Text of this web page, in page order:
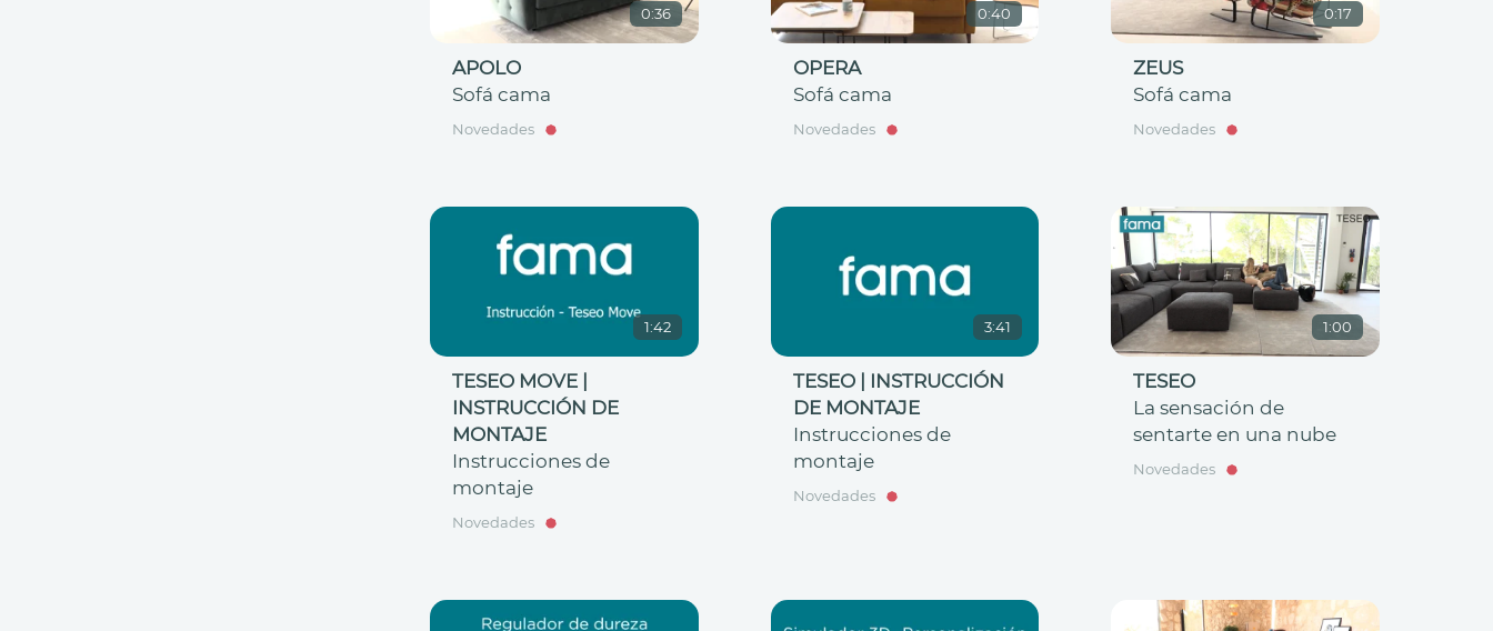
0:36
APOLO
Sofá cama
Novedades
0:40
OPERA
Sofá cama
Novedades
0:17
ZEUS
Sofá cama
Novedades
1:42
TESEO MOVE |
INSTRUCCIÓN DE
MONTAJE
Instrucciones de
montaje
Novedades
3:41
TESEO | INSTRUCCIÓN
DE MONTAJE
Instrucciones de
montaje
Novedades
1:00
TESEO
La sensación de
sentarte en una nube
Novedades